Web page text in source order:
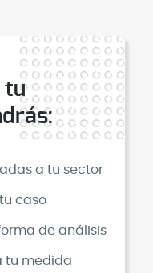
Total
que tienen
tu
a tu sector
caso
de análisis
tu medida